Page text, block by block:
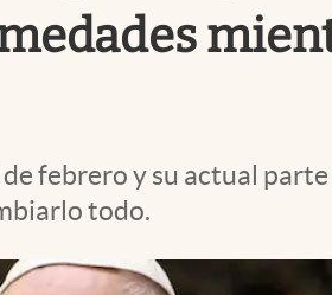
febrero y su actual
todo.